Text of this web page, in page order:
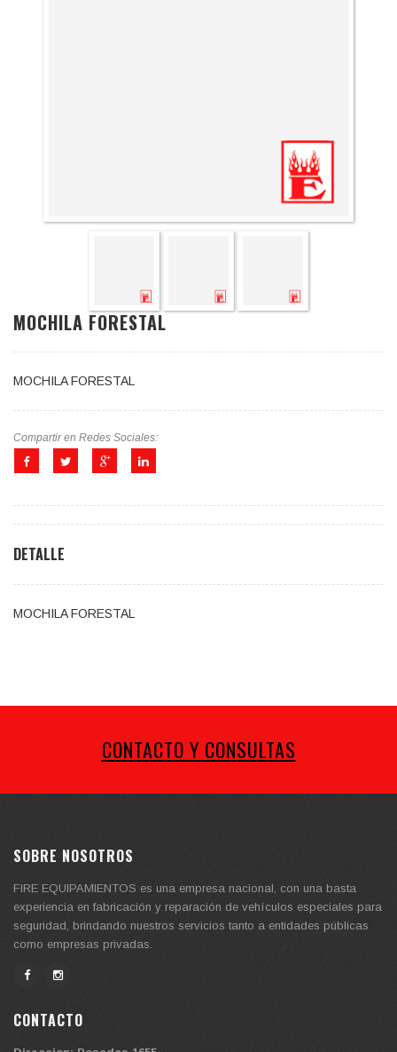
MOCHILA FORESTAL
MOCHILA FORESTAL
Compartir en Redes Sociales:
DETALLE
MOCHILA FORESTAL
CONTACTO Y CONSULTAS
SOBRE NOSOTROS
FIRE EQUIPAMIENTOS es una empresa nacional, con una basta
experiencia en fabricación y reparación de vehículos especiales para
seguridad, brindando nuestros servicios tanto a entidades públicas
como empresas privadas.
CONTACTO